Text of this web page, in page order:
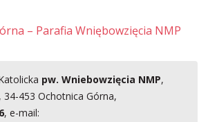
pw. Wniebowzięcia NMP,
34-453 Ochotnica Górna,
, e-mail: